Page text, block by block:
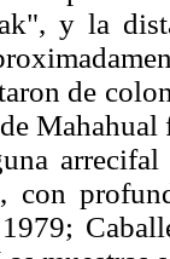
y la
de
Mahahual
con